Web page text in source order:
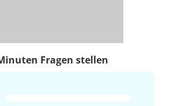
Fragen stellen